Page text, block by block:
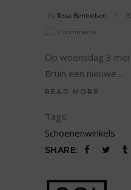
by Tessa Bentvelsen
0 comments
Op woensdag 3
Bruin een nieuwe
READ MORE
Tags:
Schoenenwinkels
SHARE: